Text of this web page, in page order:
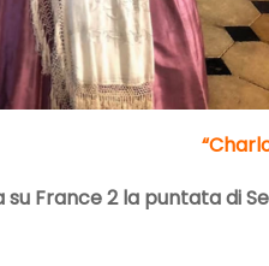
su France 2 la puntata di